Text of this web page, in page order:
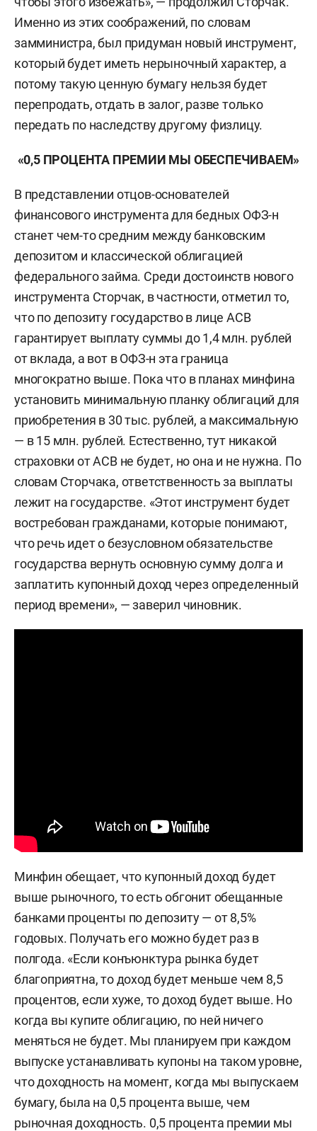
Именно из этих соображений, по словам
замминистра, был придуман новый инструмент,
который будет иметь нерыночный характер, а
потому такую ценную бумагу нельзя будет
перепродать, отдать в залог, разве только
передать по наследству другому физлицу.
«0,5 ПРОЦЕНТА ПРЕМИИ МЫ ОБЕСПЕЧИВАЕМ»
В представлении отцов-основателей
финансового инструмента для бедных ОФЗ-н
станет чем-то средним между банковским
депозитом и классической облигацией
федерального займа. Среди достоинств нового
инструмента Сторчак, в частности, отметил то,
что по депозиту государство в лице АСВ
гарантирует выплату суммы до 1,4 млн. рублей
от вклада, а вот в ОФЗ-н эта граница
многократно выше. Пока что в планах минфина
установить минимальную планку облигаций для
приобретения в 30 тыс. рублей, а максимальную
— в 15 млн. рублей. Естественно, тут никакой
страховки от АСВ не будет, но она и не нужна. По
словам Сторчака, ответственность за выплаты
лежит на государстве. «Этот инструмент будет
востребован гражданами, которые понимают,
что речь идет о безусловном обязательстве
государства вернуть основную сумму долга и
заплатить купонный доход через определенный
период времени», — заверил чиновник.
Минфин обещает, что купонный доход будет
выше рыночного, то есть обгонит обещанные
банками проценты по депозиту — от 8,5%
годовых. Получать его можно будет раз в
полгода. «Если конъюнктура рынка будет
благоприятна, то доход будет меньше чем 8,5
процентов, если хуже, то доход будет выше. Но
когда вы купите облигацию, по ней ничего
меняться не будет. Мы планируем при каждом
выпуске устанавливать купоны на таком уровне,
что доходность на момент, когда мы выпускаем
бумагу, была на 0,5 процента выше, чем
рыночная доходность. 0,5 процента премии мы